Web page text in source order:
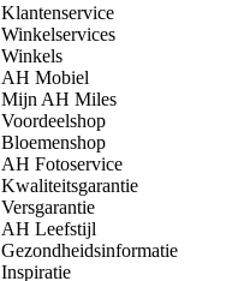
Klantenservice
Winkelservices
Winkels
AH Mobiel
Mijn AH Miles
Voordeelshop
Bloemenshop
AH Fotoservice
Kwaliteitsgarantie
Versgarantie
AH Leefstijl
Gezondheidsinformatie
Inspiratie